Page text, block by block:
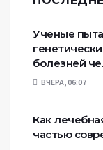
Ученые
болезней
ВЧЕРА, 06:07
Как
частью